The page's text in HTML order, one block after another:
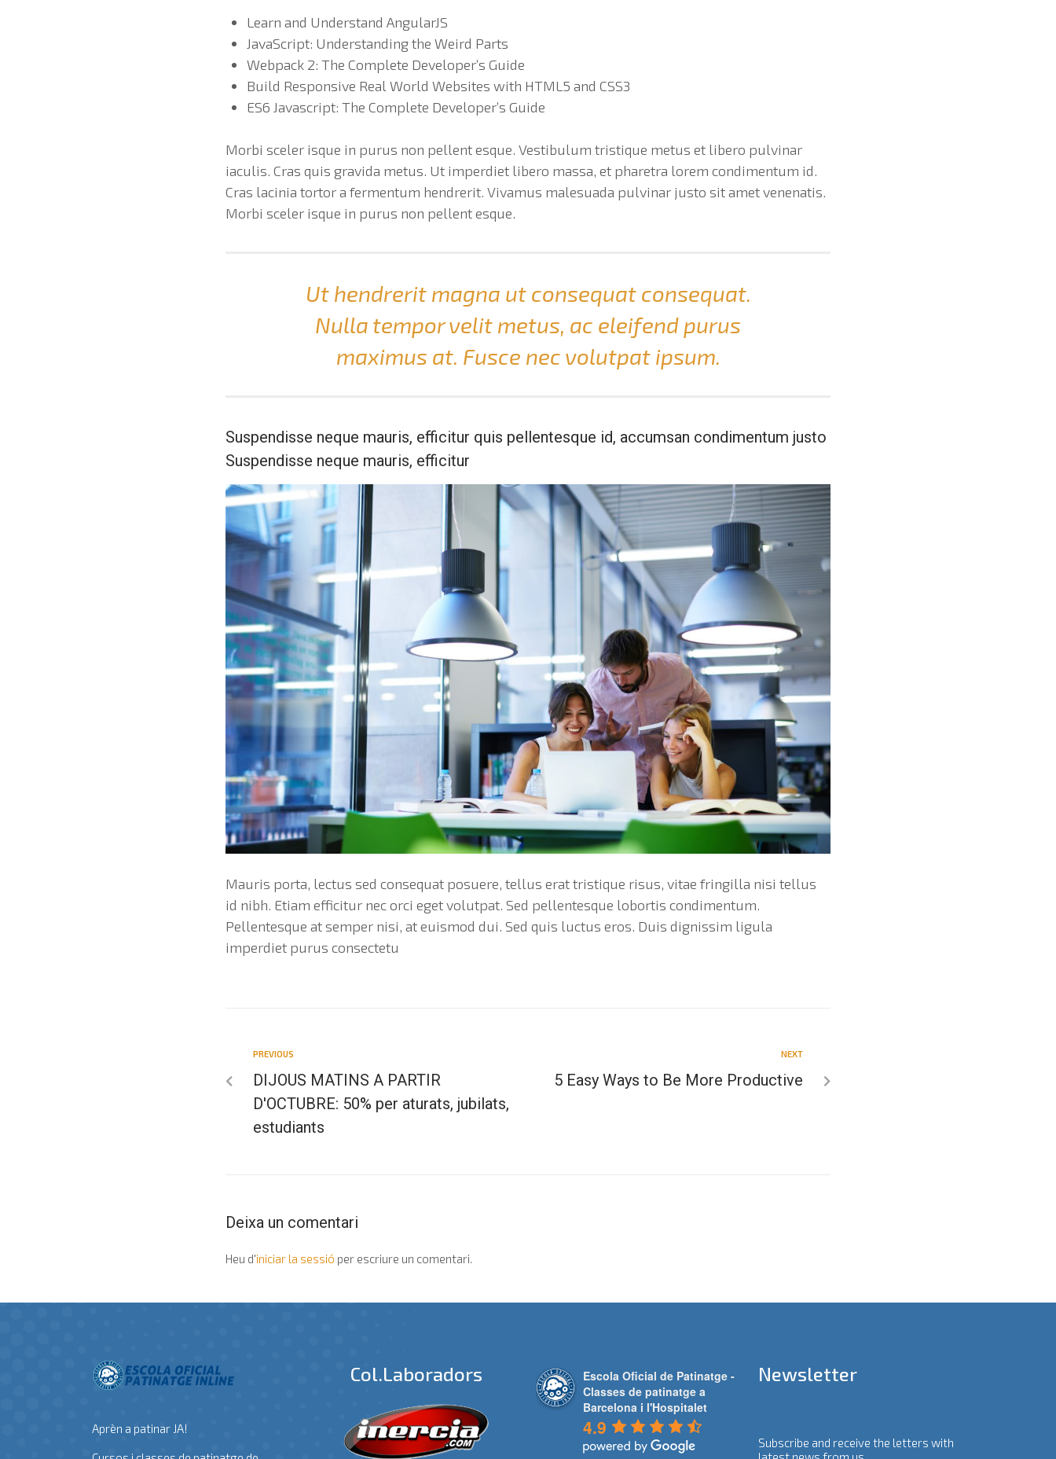
Learn and Understand AngularJS
JavaScript: Understanding the Weird Parts
Webpack 2: The Complete Developer’s Guide
Build Responsive Real World Websites with HTML5 and CSS3
ES6 Javascript: The Complete Developer’s Guide
Morbi sceler isque in purus non pellent esque. Vestibulum tristique metus et libero pulvinar
iaculis. Cras quis gravida metus. Ut imperdiet libero massa, et pharetra lorem condimentum id.
Cras lacinia tortor a fermentum hendrerit. Vivamus malesuada pulvinar justo sit amet venenatis.
Morbi sceler isque in purus non pellent esque.
Ut hendrerit magna ut consequat consequat.
Nulla tempor velit metus, ac eleifend purus
maximus at. Fusce nec volutpat ipsum.
Suspendisse neque mauris, efficitur quis pellentesque id, accumsan condimentum justo
Suspendisse neque mauris, efficitur
Mauris porta, lectus sed consequat posuere, tellus erat tristique risus, vitae fringilla nisi tellus
id nibh. Etiam efficitur nec orci eget volutpat. Sed pellentesque lobortis condimentum.
Pellentesque at semper nisi, at euismod dui. Sed quis luctus eros. Duis dignissim ligula
imperdiet purus consectetu
PREVIOUS
DIJOUS MATINS A PARTIR
D'OCTUBRE: 50% per aturats, jubilats,
estudiants
NEXT
5 Easy Ways to Be More Productive
Deixa un comentari
Heu d'iniciar la sessió per escriure un comentari.
Aprèn a patinar JA!
Col.laboradors
Escola Oficial de Patinatge -
Classes de patinatge a
Barcelona i l'Hospitalet
4.9
Newsletter
Subscribe and receive the letters with